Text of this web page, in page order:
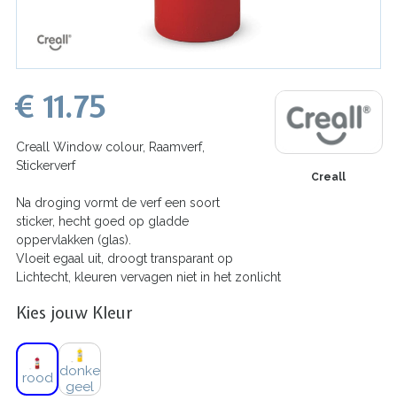
Creall
€ 11.75
Creall Window colour, Raamverf,
Stickerverf
Na droging vormt de verf een soort
sticker, hecht goed op gladde
oppervlakken (glas).
Vloeit egaal uit, droogt transparant op
Lichtecht, kleuren vervagen niet in het zonlicht
Kies jouw Kleur
rood donker
geel